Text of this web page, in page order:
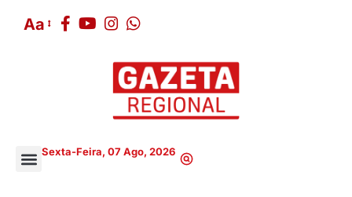
Aa
Sexta-Feira, 07 Ago, 2026